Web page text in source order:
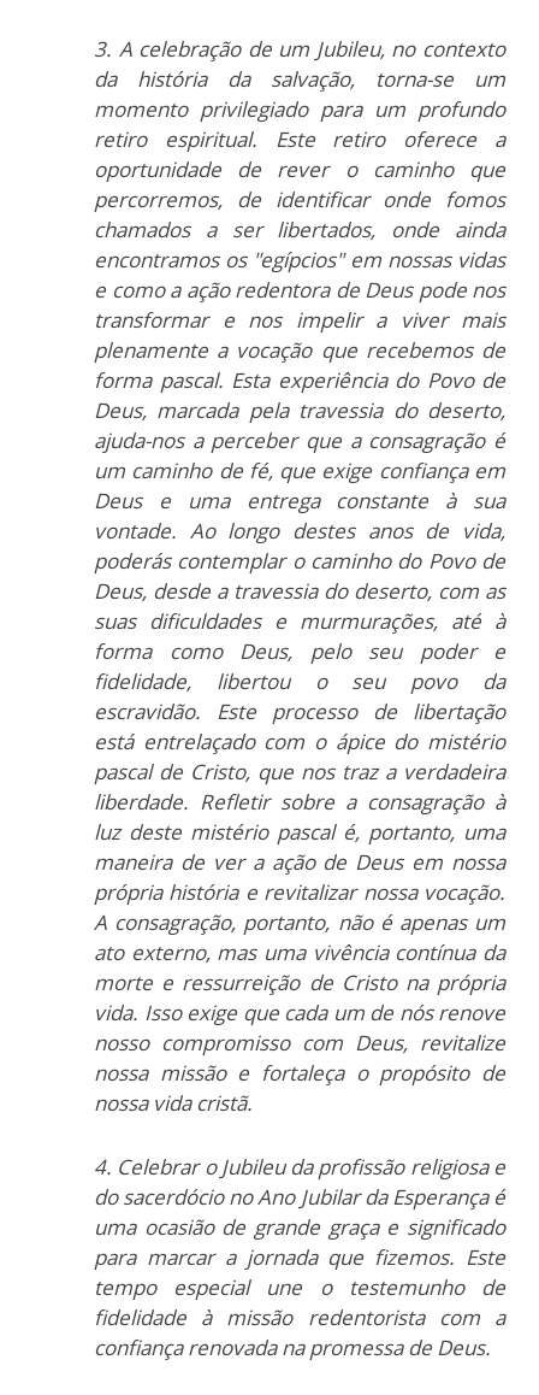
3. A celebração de um Jubileu, no contexto
da história da salvação, torna-se um
momento privilegiado para um profundo
retiro espiritual. Este retiro oferece a
oportunidade de rever o caminho que
percorremos, de identificar onde fomos
chamados a ser libertados, onde ainda
encontramos os "egípcios" em nossas vidas
e como a ação redentora de Deus pode nos
transformar e nos impelir a viver mais
plenamente a vocação que recebemos de
forma pascal. Esta experiência do Povo de
Deus, marcada pela travessia do deserto,
ajuda-nos a perceber que a consagração é
um caminho de fé, que exige confiança em
Deus e uma entrega constante à sua
vontade. Ao longo destes anos de vida,
poderás contemplar o caminho do Povo de
Deus, desde a travessia do deserto, com as
suas dificuldades e murmurações, até à
forma como Deus, pelo seu poder e
fidelidade, libertou o seu povo da
escravidão. Este processo de libertação
está entrelaçado com o ápice do mistério
pascal de Cristo, que nos traz a verdadeira
liberdade. Refletir sobre a consagração à
luz deste mistério pascal é, portanto, uma
maneira de ver a ação de Deus em nossa
própria história e revitalizar nossa vocação.
A consagração, portanto, não é apenas um
ato externo, mas uma vivência contínua da
morte e ressurreição de Cristo na própria
vida. Isso exige que cada um de nós renove
nosso compromisso com Deus, revitalize
nossa missão e fortaleça o propósito de
nossa vida cristã.
4. Celebrar o Jubileu da profissão religiosa e
do sacerdócio no Ano Jubilar da Esperança é
uma ocasião de grande graça e significado
para marcar a jornada que fizemos. Este
tempo especial une o testemunho de
fidelidade à missão redentorista com a
confiança renovada na promessa de Deus.